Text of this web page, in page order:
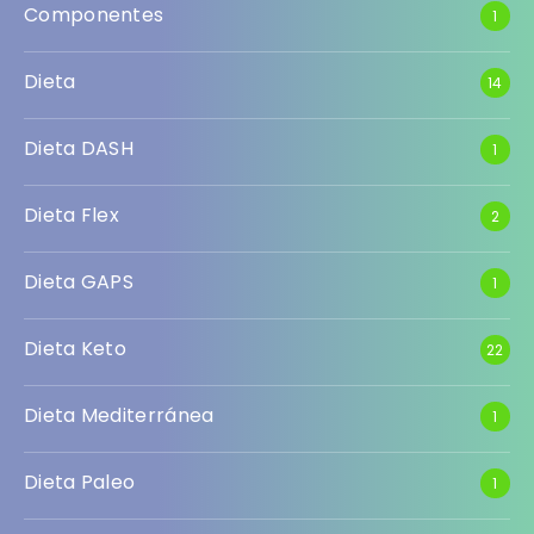
Componentes 1
Dieta 14
Dieta DASH 1
Dieta Flex 2
Dieta GAPS 1
Dieta Keto 22
Dieta Mediterránea 1
Dieta Paleo 1